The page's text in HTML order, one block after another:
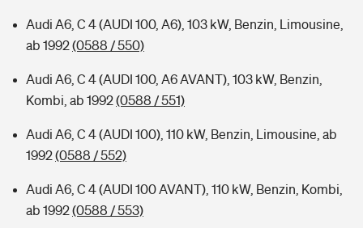
Audi A6, C 4 (AUDI 100, A6), 103 kW, Benzin, Limousine,
ab 1992(0588 / 550)
Audi A6, C 4 (AUDI 100, A6 AVANT), 103 kW, Benzin,
Kombi, ab 1992(0588 / 551)
Audi A6, C 4 (AUDI 100), 110 kW, Benzin, Limousine, ab
1992(0588 / 552)
Audi A6, C 4 (AUDI 100 AVANT), 110 kW, Benzin, Kombi,
ab 1992(0588 / 553)